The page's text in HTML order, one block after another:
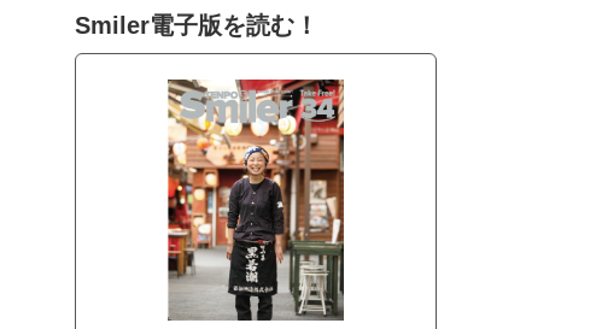
Smiler電子版を読む！